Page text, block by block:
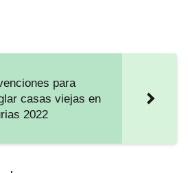
para
casas viejas en
2022